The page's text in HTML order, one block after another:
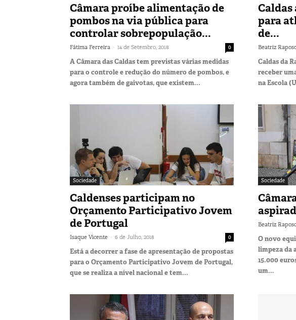
Câmara proíbe alimentação de
pombos na via pública para
controlar sobrepopulação...
Fátima Ferreira - 14 de Setembro, 2018 0
A Câmara das Caldas tem previstas várias medidas
para o controle e redução do número de pombos, e
agora também de gaivotas, que existem...
Caldas
para
de...
Beatriz
Caldas da
receber
na Escola
Sociedade
Caldenses participam no
Orçamento Participativo Jovem
de Portugal
Isaque Vicente - 6 de Julho, 2018 0
Está a decorrer a fase de apresentação de propostas
para o Orçamento Participativo Jovem de Portugal,
que se realiza a nível nacional e tem...
Sociedade
Beatriz
O novo
limpeza da
15.000
um...